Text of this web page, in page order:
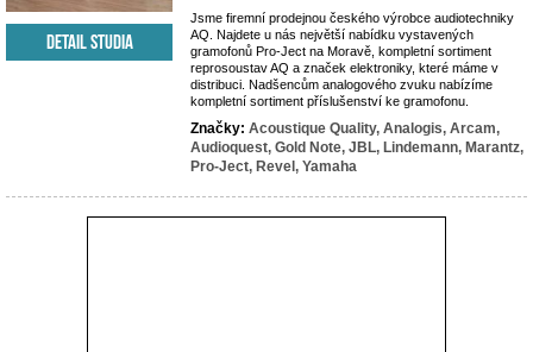
Jsme firemní prodejnou českého výrobce audiotechniky
AQ. Najdete u nás největší nabídku vystavených
gramofonů Pro-Ject na Moravě, kompletní sortiment
reprosoustav AQ a značek elektroniky, které máme v
distribuci. Nadšencům analogového zvuku nabízíme
kompletní sortiment příslušenství ke gramofonu.
Značky: Acoustique Quality, Analogis, Arcam,
Audioquest, Gold Note, JBL, Lindemann, Marantz,
Pro-Ject, Revel, Yamaha
Detail studia